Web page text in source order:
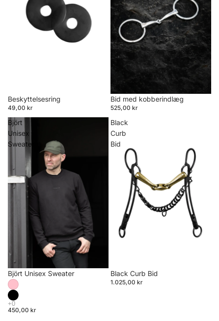
Beskyttelsesring
49,00 kr
Bid med kobberindlæg
525,00 kr
Björt
Unisex
Sweater
Björt Unisex Sweater
450,00 kr
Black
Curb
Bid
Black Curb Bid
1.025,00 kr